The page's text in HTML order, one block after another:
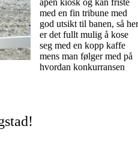
åpen kiosk og kan friste
med en fin tribune med
god utsikt til banen, så her
er det fullt mulig å kose
seg med en kopp kaffe
mens man følger med på
hvordan konkurransen